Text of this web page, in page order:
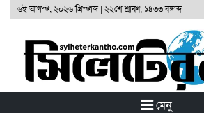
৬ই আগস্ট, ২০২৬ খ্রিস্টাব্দ| ২২শে শ্রাবণ, ১৪৩৩ বঙ্গাব্দ
মেনু